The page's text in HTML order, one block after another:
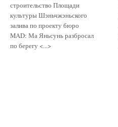
строительство Площади
культуры Шэньчжэньского
залива по проекту бюро
MAD: Ма Яньсунь разбросал
по берегу <...>